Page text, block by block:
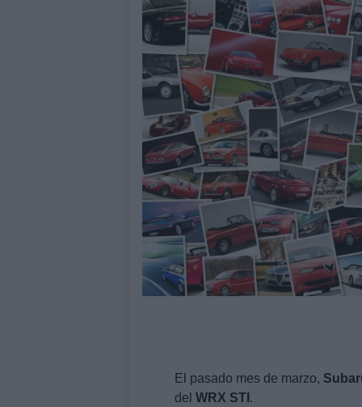
El pasado mes de marzo,
del WRX STI .